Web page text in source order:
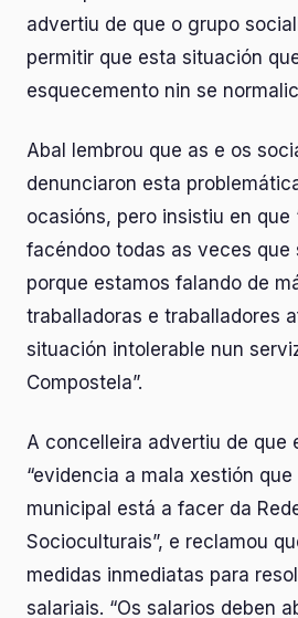
advertiu de que o grupo
permitir que esta situación
esquecemento nin se
Abal lembrou que as e os
denunciaron esta
ocasións, pero insistiu en que
facéndoo todas as veces que
porque estamos falando de
traballadoras e traballadores
situación intolerable nun
Compostela”.
A concelleira advertiu de que
“evidencia a mala xestión
municipal está a facer da
Socioculturais”, e reclamou
medidas inmediatas para
salariais. “Os salarios deben